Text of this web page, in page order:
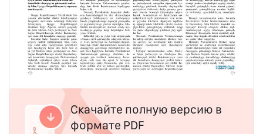
Скачайте полную версию в
формате PDF